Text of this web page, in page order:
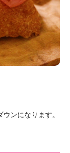
ンになります。